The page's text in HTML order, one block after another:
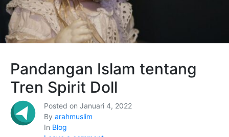
Posted on Januari 4, 2022
By arahmuslim
In Blog
Pandangan Islam tentang
Tren Spirit Doll